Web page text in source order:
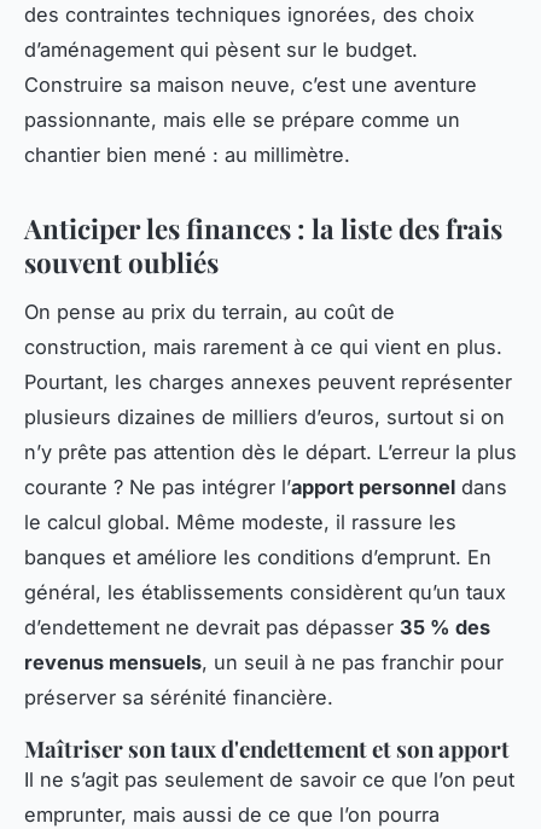
des contraintes techniques ignorées, des choix
d’aménagement qui pèsent sur le budget.
Construire sa maison neuve, c’est une aventure
passionnante, mais elle se prépare comme un
chantier bien mené : au millimètre.
Anticiper les finances : la liste des frais
souvent oubliés
On pense au prix du terrain, au coût de
construction, mais rarement à ce qui vient en plus.
Pourtant, les charges annexes peuvent représenter
plusieurs dizaines de milliers d’euros, surtout si on
n’y prête pas attention dès le départ. L’erreur la plus
courante ? Ne pas intégrer l’apport personnel dans
le calcul global. Même modeste, il rassure les
banques et améliore les conditions d’emprunt. En
général, les établissements considèrent qu’un taux
d’endettement ne devrait pas dépasser 35 % des
revenus mensuels, un seuil à ne pas franchir pour
préserver sa sérénité financière.
Maîtriser son taux d'endettement et son apport
Il ne s’agit pas seulement de savoir ce que l’on peut
emprunter, mais aussi de ce que l’on pourra